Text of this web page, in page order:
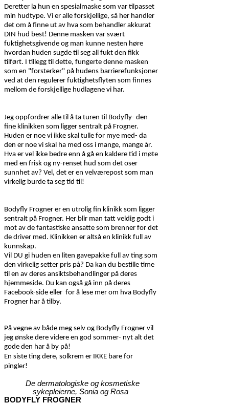
Deretter la hun en spesialmaske som var tilpasset
min hudtype. Vi er alle forskjellige, så her handler
det om å finne ut av hva som behandler akkurat
DIN hud best! Denne masken var svært
fuktighetsgivende og man kunne nesten høre
hvordan huden sugde til seg all fukt den fikk
tilført. I tillegg til dette, fungerte denne masken
som en "forsterker" på hudens barrierefunksjoner
ved at den regulerer fuktighetsflyten som finnes
mellom de forskjellige hudlagene vi har.
Jeg oppfordrer alle til å ta turen til Bodyfly- den
fine klinikken som ligger sentralt på Frogner.
Huden er noe vi ikke skal tulle for mye med- da
den er noe vi skal ha med oss i mange, mange år.
Hva er vel ikke bedre enn å gå en kaldere tid i møte
med en frisk og ny-renset hud som det oser
sunnhet av? Vel, det er en velværepost som man
virkelig burde ta seg tid til!
Bodyfly Frogner er en utrolig fin klinikk som ligger
sentralt på Frogner. Her blir man tatt veldig godt i
mot av de fantastiske ansatte som brenner for det
de driver med. Klinikken er altså en klinikk full av
kunnskap.
Vil DU gi huden en liten gavepakke full av ting som
den virkelig setter pris på? Da kan du bestille time
til en av deres ansiktsbehandlinger på deres
hjemmeside. Du kan også gå inn på deres
Facebook-side eller for å lese mer om hva Bodyfly
Frogner har å tilby.
På vegne av både meg selv og Bodyfly Frogner vil
jeg ønske dere videre en god sommer- nyt alt det
gode den har å by på!
En siste ting dere, solkrem er IKKE bare for
pingler!
De dermatologiske og kosmetiske
sykepleierne, Sonia og Rosa
BODYFLY FROGNER